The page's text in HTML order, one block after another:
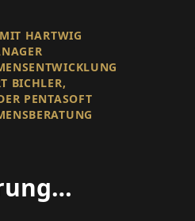
HARTWIG
BICHLER,
PENTASOFT